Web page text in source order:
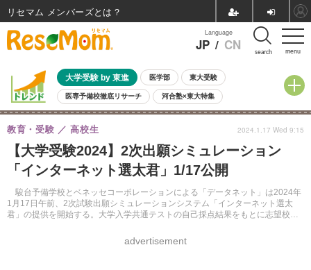
menu
Language
JP / CN search
大学受験 by 東進 医学部 東大受験
医専予備校徹底リサーチ 河合塾×東大特集
親子で考える大学選び 高校受験 中学受験 小学校受験
共通テスト 夏休み
8月開催イベント・WS 全国公立高校 過去問 人気記事
自由研究教材（小学生向け） 自由研究教材（中学生向け）
【大学受験2024】2次出願シミュレーション
「インターネット選太君」1/17公開
駿台予備学校とベネッセコーポレーションによる「データネット」は2024年
1月17日午前、2次試験出願シミュレーションシステム「インターネット選太
君」の提供を開始する。大学入学共通テストの自己採点結果をもとに志望校の
教育・受験 高校生
advertisement
2024.1.17 Wed 9:15
リセマム メンバーズ